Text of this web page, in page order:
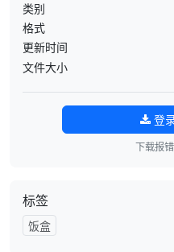
类别
格式
更新时间
文件大小
登
下载报错
标签
饭盒